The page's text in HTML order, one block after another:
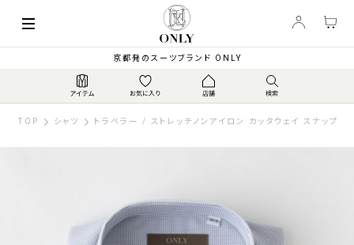
京都発のスーツブランド ONLY
TOP シャツ トラベラー / ストレッチノンアイロン カッタウェイ スナップボ